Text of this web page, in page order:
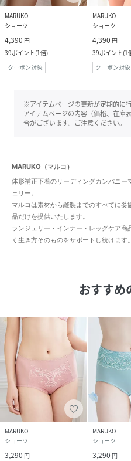
MARUKO
ショーツ
4,390 円
39ポイント(1倍)
クーポン対象
MARUKO
ショーツ
4,390 円
39ポイント(1
クーポン対象
※アイテムページの更新が定期的に
アイテムページの内容（価格、在庫
合がございます。ご注意ください。
MARUKO（マルコ）
体形補正下着のリーディングカンパニ
ェリー。
マルコは素材から縫製までのすべてに
品だけを提供いたします。
ランジェリー・インナー・レッグケア
く生き方そのものをサポートし続けます。
おすすめ
MARUKO
ショーツ
3,290 円
MARUKO
ショーツ
3,290 円